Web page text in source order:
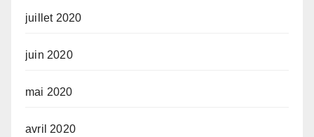
juillet 2020
juin 2020
mai 2020
avril 2020